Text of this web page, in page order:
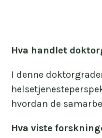
Hva handlet
I denne
hvordan de
Hva viste